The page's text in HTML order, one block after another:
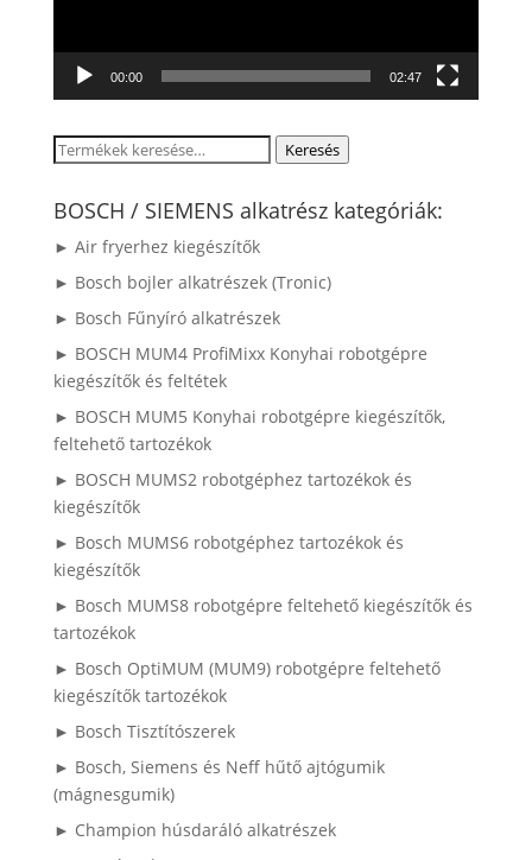
00:00 02:47
Keresés
következőre:
Keresés
BOSCH / SIEMENS alkatrész kategóriák:
► Air fryerhez kiegészítők
► Bosch bojler alkatrészek (Tronic)
► Bosch Fűnyíró alkatrészek
► BOSCH MUM4 ProfiMixx Konyhai robotgépre
kiegészítők és feltétek
► BOSCH MUM5 Konyhai robotgépre kiegészítők,
feltehető tartozékok
► BOSCH MUMS2 robotgéphez tartozékok és
kiegészítők
► Bosch MUMS6 robotgéphez tartozékok és
kiegészítők
► Bosch MUMS8 robotgépre feltehető kiegészítők és
tartozékok
► Bosch OptiMUM (MUM9) robotgépre feltehető
kiegészítők tartozékok
► Bosch Tisztítószerek
► Bosch, Siemens és Neff hűtő ajtógumik
(mágnesgumik)
► Champion húsdaráló alkatrészek